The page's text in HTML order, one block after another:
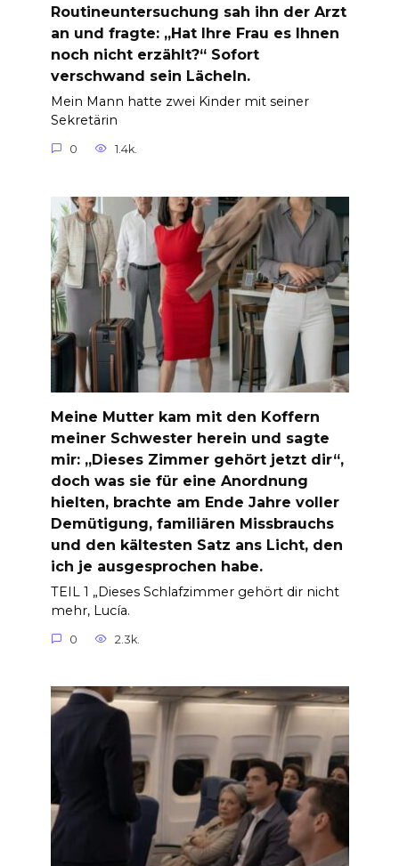
Routineuntersuchung sah ihn der Arzt
an und fragte: „Hat Ihre Frau es Ihnen
noch nicht erzählt?“ Sofort
verschwand sein Lächeln.
Mein Mann hatte zwei Kinder mit seiner
Sekretärin
0 1.4k.
Meine Mutter kam mit den Koffern
meiner Schwester herein und sagte
mir: „Dieses Zimmer gehört jetzt dir“,
doch was sie für eine Anordnung
hielten, brachte am Ende Jahre voller
Demütigung, familiären Missbrauchs
und den kältesten Satz ans Licht, den
ich je ausgesprochen habe.
TEIL 1 „Dieses Schlafzimmer gehört dir nicht
mehr, Lucía.
0 2.3k.